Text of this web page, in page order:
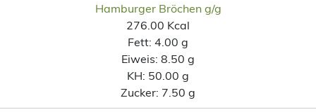
Hamburger Bröchen g/g
276.00 Kcal
Fett: 4.00 g
Eiweis: 8.50 g
KH: 50.00 g
Zucker: 7.50 g